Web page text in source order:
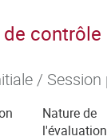
/ Session
Nature de
l'évaluation